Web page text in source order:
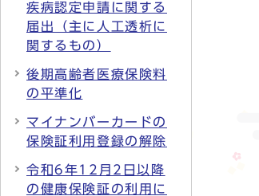
疾病認定申請に関する
届出（主に人工透析に
関するもの）
後期高齢者医療保険料
の平準化
マイナンバーカードの
保険証利用登録の解除
令和6年12月2日以降
の健康保険証の利用に